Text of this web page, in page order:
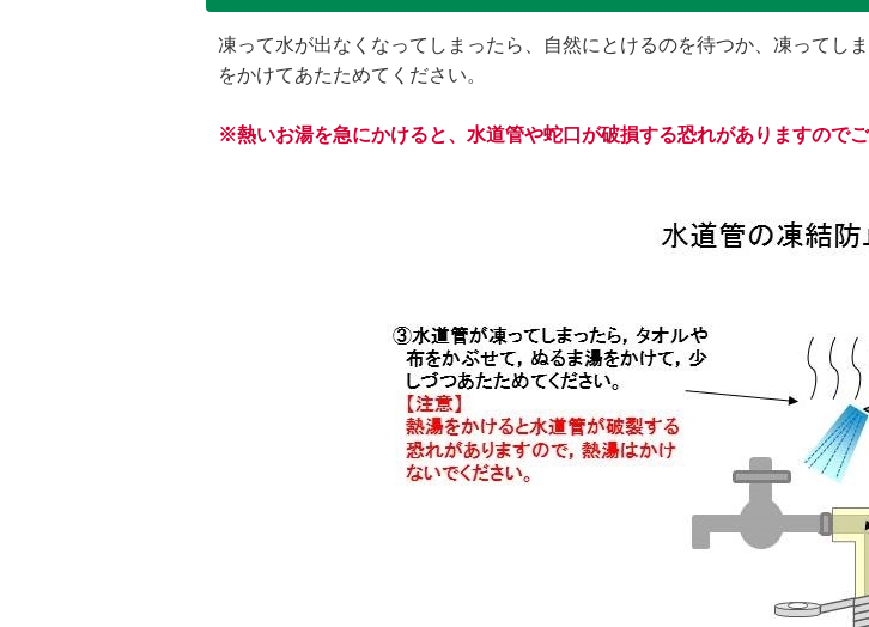
凍って水が出なくなってしまったら、自然にとけるのを待つか、凍ってし
をかけてあたためてください。
※熱いお湯を急にかけると、水道管や蛇口が破損する恐れがありますのでご